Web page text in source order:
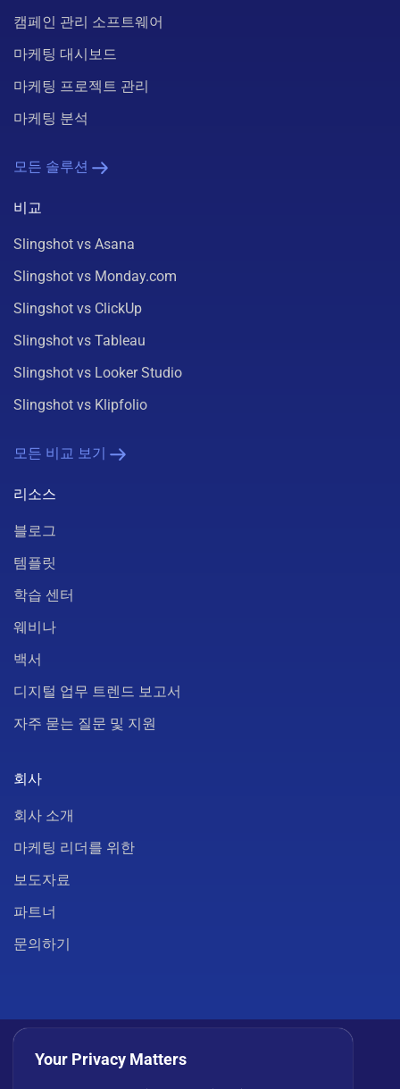
캠페인 관리 소프트웨어
마케팅 대시보드
마케팅 프로젝트 관리
마케팅 분석
모든 솔루션
비교
Slingshot vs Asana
Slingshot vs Monday.com
Slingshot vs ClickUp
Slingshot vs Tableau
Slingshot vs Looker Studio
Slingshot vs Klipfolio
모든 비교 보기
리소스
블로그
템플릿
학습 센터
웨비나
백서
디지털 업무 트렌드 보고서
자주 묻는 질문 및 지원
회사
회사 소개
마케팅 리더를 위한
보도자료
파트너
문의하기
Your Privacy Matters